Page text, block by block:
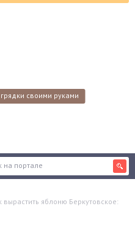
своими руками
вырастить яблоню Беркутовское: